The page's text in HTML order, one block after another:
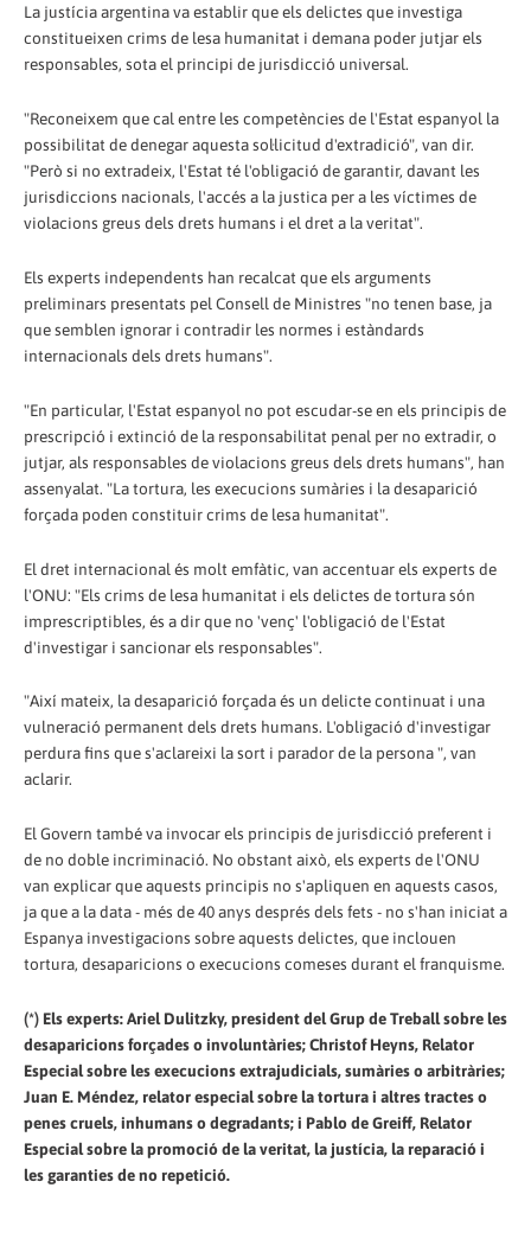
La justícia argentina va establir que els delictes que investiga
constitueixen crims de lesa humanitat i demana poder jutjar els
responsables, sota el principi de jurisdicció universal.
"Reconeixem que cal entre les competències de l'Estat espanyol la
possibilitat de denegar aquesta sol·licitud d'extradició", van dir.
"Però si no extradeix, l'Estat té l'obligació de garantir, davant les
jurisdiccions nacionals, l'accés a la justica per a les víctimes de
violacions greus dels drets humans i el dret a la veritat".
Els experts independents han recalcat que els arguments
preliminars presentats pel Consell de Ministres "no tenen base, ja
que semblen ignorar i contradir les normes i estàndards
internacionals dels drets humans".
"En particular, l'Estat espanyol no pot escudar-se en els principis de
prescripció i extinció de la responsabilitat penal per no extradir, o
jutjar, als responsables de violacions greus dels drets humans", han
assenyalat. "La tortura, les execucions sumàries i la desaparició
forçada poden constituir crims de lesa humanitat".
El dret internacional és molt emfàtic, van accentuar els experts de
l'ONU: "Els crims de lesa humanitat i els delictes de tortura són
imprescriptibles, és a dir que no 'venç' l'obligació de l'Estat
d'investigar i sancionar els responsables".
"Així mateix, la desaparició forçada és un delicte continuat i una
vulneració permanent dels drets humans. L'obligació d'investigar
perdura fins que s'aclareixi la sort i parador de la persona ", van
aclarir.
El Govern també va invocar els principis de jurisdicció preferent i
de no doble incriminació. No obstant això, els experts de l'ONU
van explicar que aquests principis no s'apliquen en aquests casos,
ja que a la data - més de 40 anys després dels fets - no s'han iniciat a
Espanya investigacions sobre aquests delictes, que inclouen
tortura, desaparicions o execucions comeses durant el franquisme.
(*) Els experts: Ariel Dulitzky, president del Grup de Treball sobre les
desaparicions forçades o involuntàries; Christof Heyns, Relator
Especial sobre les execucions extrajudicials, sumàries o arbitràries;
Juan E. Méndez, relator especial sobre la tortura i altres tractes o
penes cruels, inhumans o degradants; i Pablo de Greiff, Relator
Especial sobre la promoció de la veritat, la justícia, la reparació i
les garanties de no repetició.